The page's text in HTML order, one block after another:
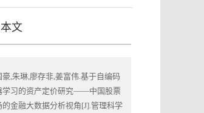
文
豪,朱琳,廖存非,姜富伟.基于自编码
学习的资产定价研究——中国股票
的金融大数据分析视角[J].管理科学